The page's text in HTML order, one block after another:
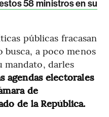
58 ministros en su
públicas fracasan
a poco menos
mandato, darles
agendas electorales
de
de la República.